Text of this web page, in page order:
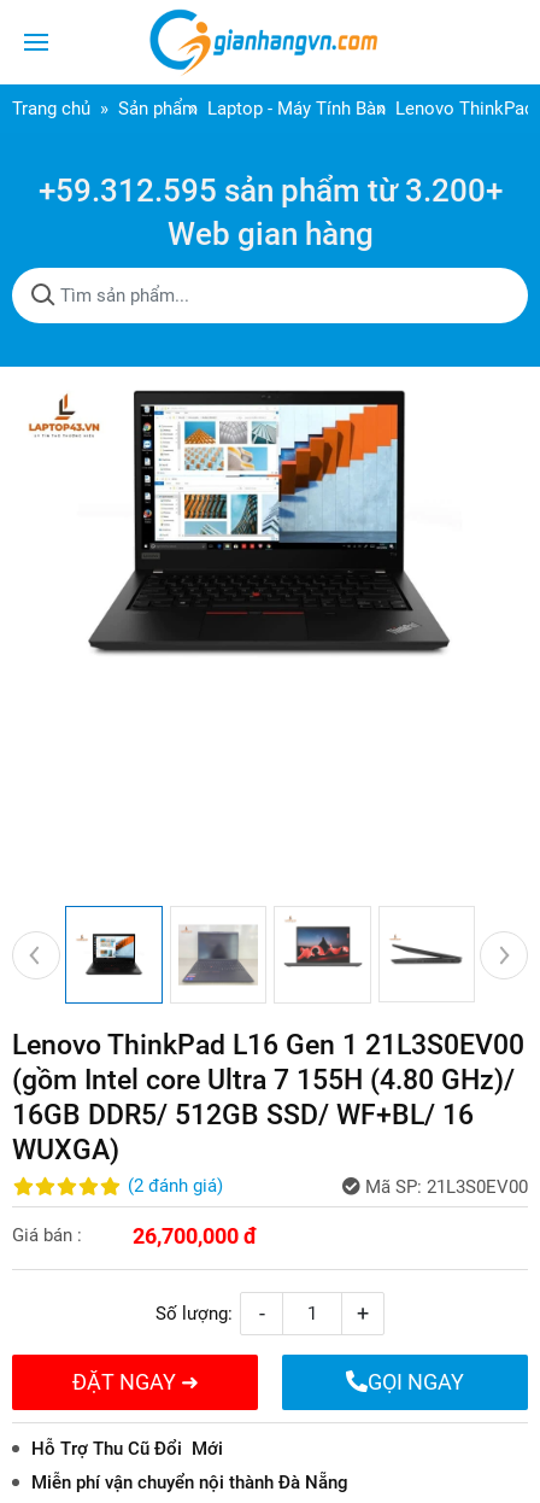
Trang chủ Sản phẩm Laptop - Máy Tính Bàn Lenovo ThinkPad
+59.312.595 sản phẩm từ 3.200+
Web gian hàng
Lenovo ThinkPad L16 Gen 1 21L3S0EV00
(gồm Intel core Ultra 7 155H (4.80 GHz)/
16GB DDR5/ 512GB SSD/ WF+BL/ 16
WUXGA)
(2 đánh giá) Mã SP: 21L3S0EV00
Giá bán : 26,700,000 đ
Số lượng: - +
ĐẶT NGAY ➜ GỌI NGAY
Hỗ Trợ Thu Cũ Đổi Mới
Miễn phí vận chuyển nội thành Đà Nẵng